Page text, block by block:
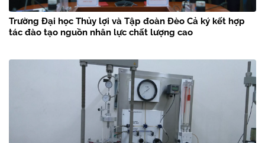
Trường Đại học Thủy lợi và Tập đoàn Đèo Cả ký kết hợp
tác đào tạo nguồn nhân lực chất lượng cao